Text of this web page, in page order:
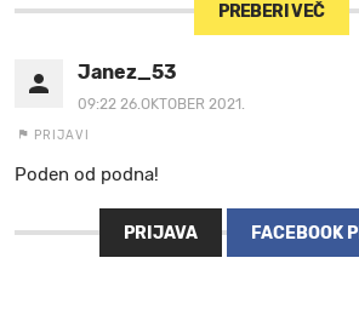
PREBERI VEČ
Janez_53
09:22 26.OKTOBER 2021.
PRIJAVI
Poden od podna!
PRIJAVA FACEBOOK